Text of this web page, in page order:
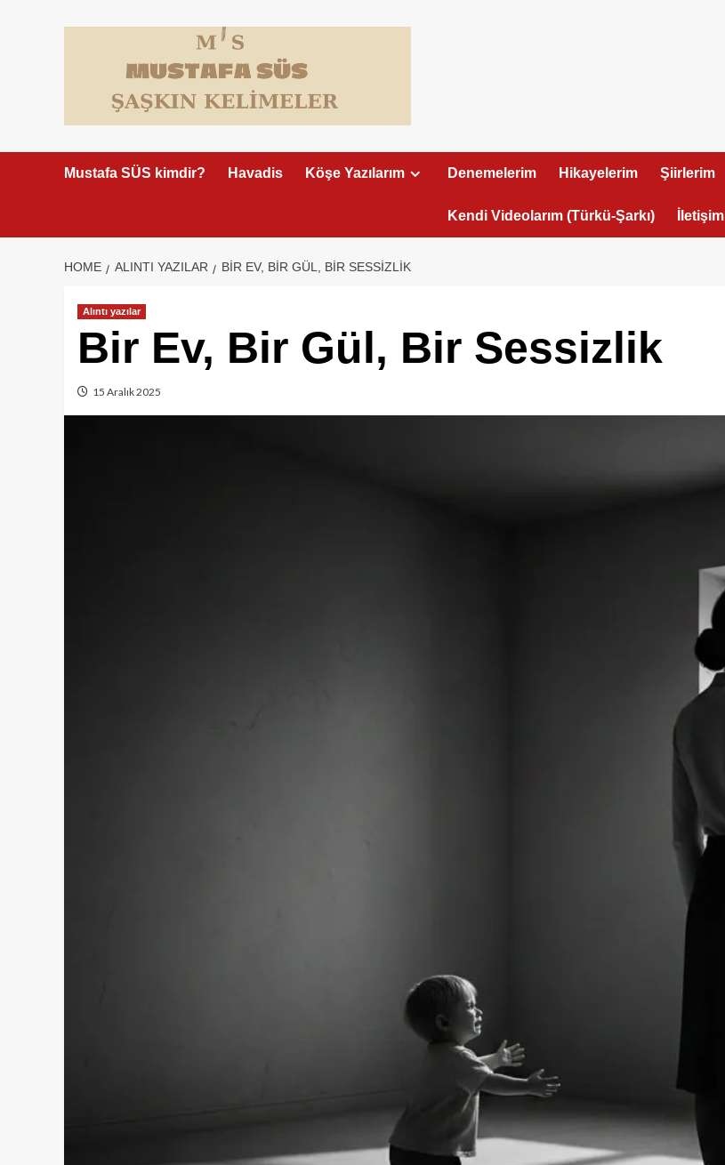
Mustafa SÜS kimdir? Havadis Köşe Yazılarım Denemelerim Hikayelerim Şiirlerim
Kendi Videolarım (Türkü-Şarkı) İletişim
HOME ALINTI YAZILAR BIR EV, BIR GÜL, BIR SESSIZLIK
Alıntı yazılar
Bir Ev, Bir Gül, Bir Sessizlik
15 Aralık 2025